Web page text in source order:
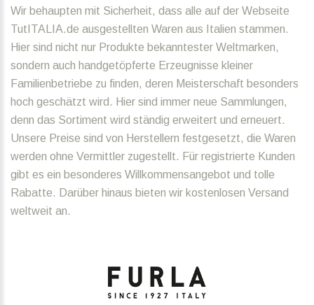
Wir behaupten mit Sicherheit, dass alle auf der Webseite
TutITALIA.de ausgestellten Waren aus Italien stammen.
Hier sind nicht nur Produkte bekanntester Weltmarken,
sondern auch handgetöpferte Erzeugnisse kleiner
Familienbetriebe zu finden, deren Meisterschaft besonders
hoch geschätzt wird. Hier sind immer neue Sammlungen,
denn das Sortiment wird ständig erweitert und erneuert.
Unsere Preise sind von Herstellern festgesetzt, die Waren
werden ohne Vermittler zugestellt. Für registrierte Kunden
gibt es ein besonderes Willkommensangebot und tolle
Rabatte. Darüber hinaus bieten wir kostenlosen Versand
weltweit an.